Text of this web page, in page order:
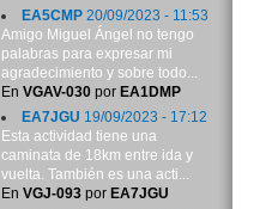
EA5CMP20/09/2023 - 11:53
Amigo Miguel Ángel no tengo
palabras para expresar mi
agradecimiento y sobre todo...
En VGAV-030por EA1DMP
EA7JGU 19/09/2023 - 17:12
Esta actividad tiene una
caminata de 18km entre ida y
vuelta. También es una acti...
En VGJ-093por EA7JGU